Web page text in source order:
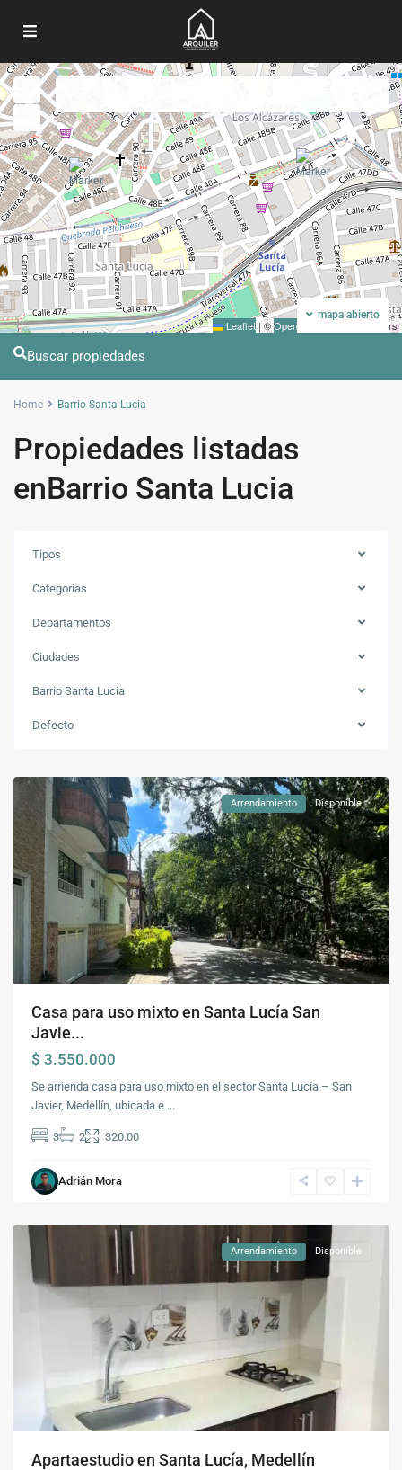
Leaflet | ©OpenStreetMap contributors
mapa abierto
Buscar propiedades
Home Barrio Santa Lucia
Propiedades listadas
enBarrio Santa Lucia
Tipos
Categorías
Departamentos
Ciudades
Barrio Santa Lucia
Defecto
Barrio
Santa
Arrendamiento Disponible
Casa para uso mixto en Santa Lucía San
Javie...
$ 3.550.000
Se arrienda casa para uso mixto en el sector Santa Lucía – San
Javier, Medellín, ubicada e ...
3 2 320.00
Adrián Mora
Barrio
Santa
Lucia,
Arrendamiento Disponible
Apartaestudio en Santa Lucía, Medellín